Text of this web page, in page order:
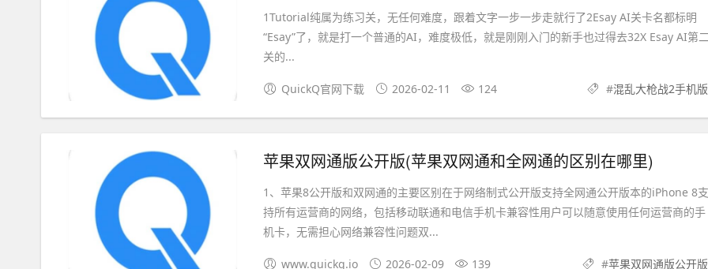
1Tutorial纯属为练习关，无任何难度，跟着文字一步一步走就行了2Esay AI关卡名都标明
“Esay”了，就是打一个普通的AI，难度极低，就是刚刚入门的新手也过得去32X Esay AI第
关的...
QuickQ官网下载 2026-02-11 124 #混乱大枪战2手机版
苹果双网通版公开版(苹果双网通和全网通的区别在哪里)
1、苹果8公开版和双网通的主要区别在于网络制式公开版支持全网通公开版本的iPhone 8支
持所有运营商的网络，包括移动联通和电信手机卡兼容性用户可以随意使用任何运营商的手
机卡，无需担心网络兼容性问题双...
www.quickq.io 2026-02-09 139 #苹果双网通版公开版